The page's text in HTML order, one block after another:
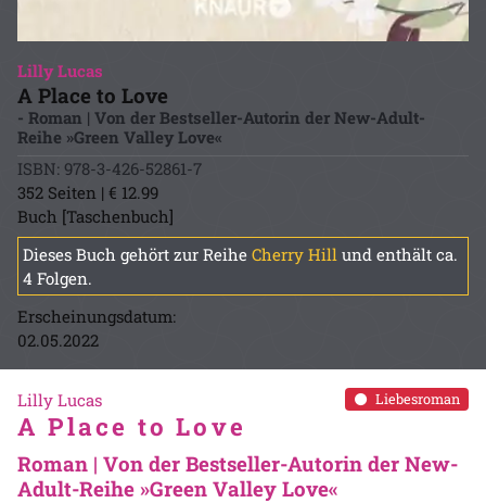
Lilly Lucas
A Place to Love
- Roman | Von der Bestseller-Autorin der New-Adult-
Reihe »Green Valley Love«
ISBN: 978-3-426-52861-7
352 Seiten | € 12.99
Buch [Taschenbuch]
Dieses Buch gehört zur Reihe Cherry Hill und enthält ca.
4 Folgen.
Erscheinungsdatum:
02.05.2022
Liebesroman
Lilly Lucas
A Place to Love
Roman | Von der Bestseller-Autorin der New-
Adult-Reihe »Green Valley Love«